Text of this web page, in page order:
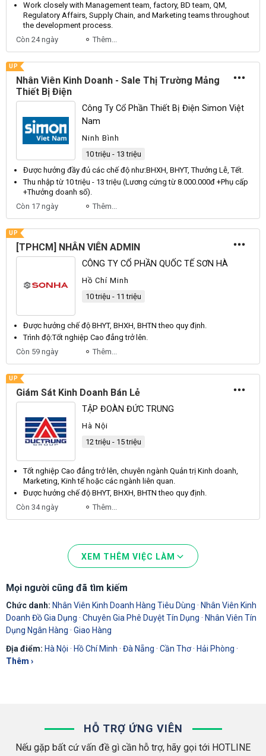
Work closely with Managementteam, factory, BD team, QM,
Regulatory Affairs, Supply Chain, and Marketing teams throughout
the development process.
Còn 24 ngày
Thêm...
UP
Nhân Viên Kinh Doanh - Sale Thị Trường Mảng
Thiết Bị Điện
Công Ty Cổ Phần Thiết Bị Điện Simon Việt
Nam
Ninh Bình
10 triệu - 13 triệu
Được hưởng đầy đủ các chế độ như:BHXH, BHYT,Thưởng Lễ,Tết.
Thu nhập từ 10 triệu - 13 triệu (Lương cứng từ 8.000.000đ +Phụ cấp
+Thưởng doanh số).
Còn 17 ngày
Thêm...
UP
[TPHCM] NHÂN VIÊN ADMIN
CÔNG TY CỔ PHẦN QUỐC TẾ SƠN HÀ
Hồ Chí Minh
10 triệu - 11 triệu
Được hưởng chế độ BHYT, BHXH, BHTN theo quy định.
Trình độ:Tốt nghiệp Cao đẳng trở lên.
Còn 59 ngày
Thêm...
UP
Giám Sát Kinh Doanh Bán Lẻ
TẬP ĐOÀN ĐỨC TRUNG
Hà Nội
12 triệu - 15 triệu
Tốt nghiệp Cao đẳng trở lên, chuyên ngành Quản trị Kinh doanh,
Marketing, Kinh tế hoặc các ngành liên quan.
Được hưởng chế độ BHYT, BHXH, BHTN theo quy định.
Còn 34 ngày
Thêm...
XEM THÊM VIỆC LÀM
Mọi người cũng đã tìm kiếm
Chức danh: Nhân Viên Kinh Doanh Hàng Tiêu Dùng · Nhân Viên Kinh
Doanh Đồ Gia Dụng · Chuyên Gia Phê Duyệt Tín Dụng · Nhân Viên Tín
Dụng Ngân Hàng · Giao Hàng
Địa điểm: Hà Nội · Hồ Chí Minh · Đà Nẵng · Cần Thơ· Hải Phòng ·
Thêm ›
HỖ TRỢ ỨNG VIÊN
Nếu gặp bất cứ vấn đề gì cần hỗ trợ, hãy gọi tới HOTLINE